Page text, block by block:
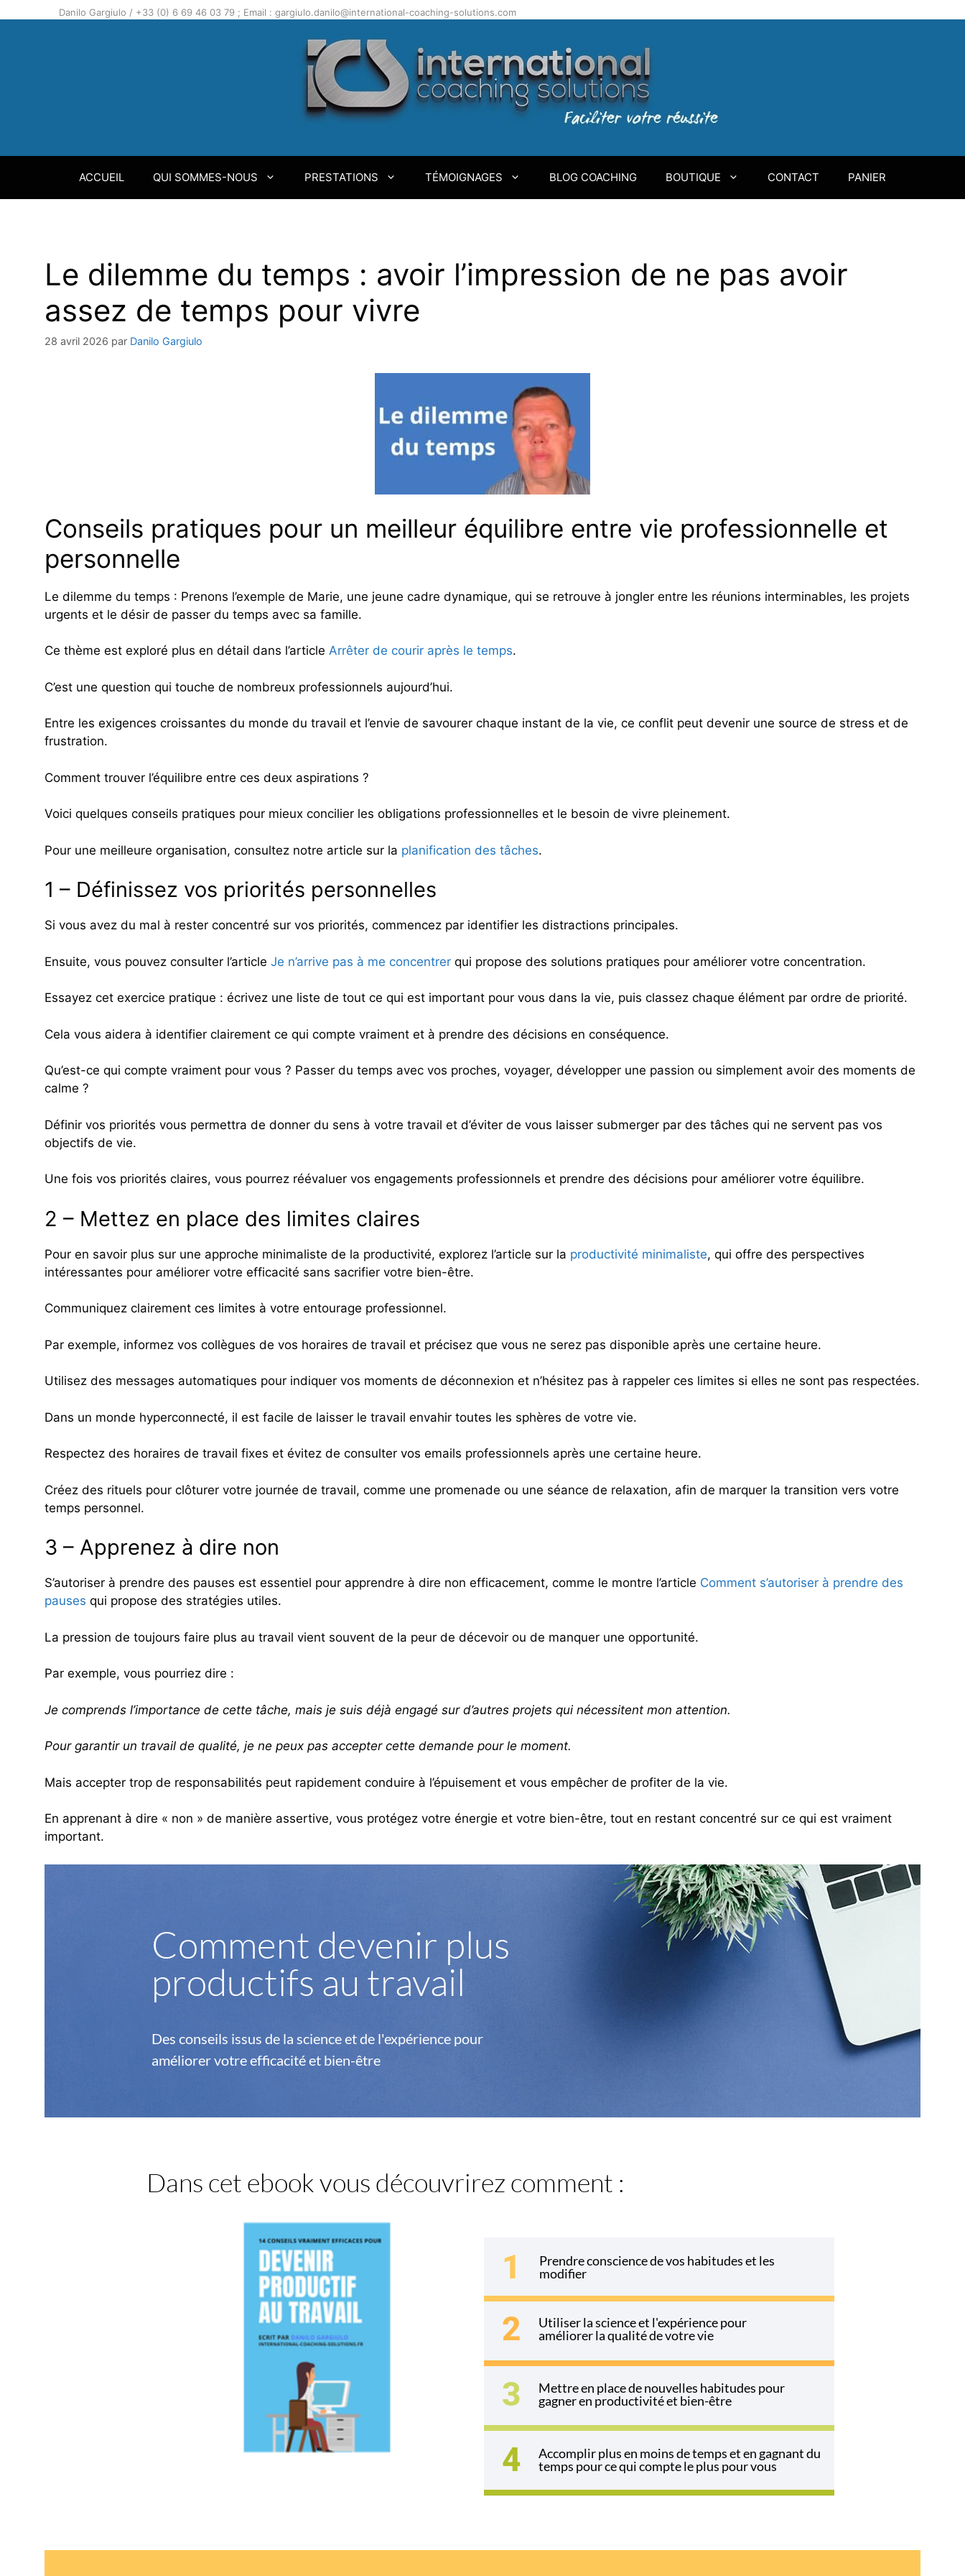
Danilo Gargiulo / +33 (0) 6 69 46 03 79 ; Email : gargiulo.danilo@international-coaching-solutions.com
ACCUEIL QUI SOMMES-NOUS PRESTATIONS TÉMOIGNAGES BLOG COACHING BOUTIQUE CONTACT PANIER
Le dilemme du temps : avoir l’impression de ne pas avoir
assez de temps pour vivre
28 avril 2026 par Danilo Gargiulo
Conseils pratiques pour un meilleur équilibre entre vie professionnelle et
personnelle
Le dilemme du temps : Prenons l’exemple de Marie, une jeune cadre dynamique, qui se retrouve à jongler entre les réunions interminables, les projets
urgents et le désir de passer du temps avec sa famille.
Ce thème est exploré plus en détail dans l’article Arrêter de courir après le temps.
C’est une question qui touche de nombreux professionnels aujourd’hui.
Entre les exigences croissantes du monde du travail et l’envie de savourer chaque instant de la vie, ce conflit peut devenir une source de stress et de
frustration.
Comment trouver l’équilibre entre ces deux aspirations ?
Voici quelques conseils pratiques pour mieux concilier les obligations professionnelles et le besoin de vivre pleinement.
Pour une meilleure organisation, consultez notre article sur la planification des tâches.
1 – Définissez vos priorités personnelles
Si vous avez du mal à rester concentré sur vos priorités, commencez par identifier les distractions principales.
Ensuite, vous pouvez consulter l’article Je n’arrive pas à me concentrer qui propose des solutions pratiques pour améliorer votre concentration.
Essayez cet exercice pratique : écrivez une liste de tout ce qui est important pour vous dans la vie, puis classez chaque élément par ordre de priorité.
Cela vous aidera à identifier clairement ce qui compte vraiment et à prendre des décisions en conséquence.
Qu’est-ce qui compte vraiment pour vous ? Passer du temps avec vos proches, voyager, développer une passion ou simplement avoir des moments de
calme ?
Définir vos priorités vous permettra de donner du sens à votre travail et d’éviter de vous laisser submerger par des tâches qui ne servent pas vos
objectifs de vie.
Une fois vos priorités claires, vous pourrez réévaluer vos engagements professionnels et prendre des décisions pour améliorer votre équilibre.
2 – Mettez en place des limites claires
Pour en savoir plus sur une approche minimaliste de la productivité, explorez l’article sur la productivité minimaliste, qui offre des perspectives
intéressantes pour améliorer votre efficacité sans sacrifier votre bien-être.
Communiquez clairement ces limites à votre entourage professionnel.
Par exemple, informez vos collègues de vos horaires de travail et précisez que vous ne serez pas disponible après une certaine heure.
Utilisez des messages automatiques pour indiquer vos moments de déconnexion et n’hésitez pas à rappeler ces limites si elles ne sont pas respectées.
Dans un monde hyperconnecté, il est facile de laisser le travail envahir toutes les sphères de votre vie.
Respectez des horaires de travail fixes et évitez de consulter vos emails professionnels après une certaine heure.
Créez des rituels pour clôturer votre journée de travail, comme une promenade ou une séance de relaxation, afin de marquer la transition vers votre
temps personnel.
3 – Apprenez à dire non
S’autoriser à prendre des pauses est essentiel pour apprendre à dire non efficacement, comme le montre l’article Comment s’autoriser à prendre des
pauses qui propose des stratégies utiles.
La pression de toujours faire plus au travail vient souvent de la peur de décevoir ou de manquer une opportunité.
Par exemple, vous pourriez dire :
Je comprends l’importance de cette tâche, mais je suis déjà engagé sur d’autres projets qui nécessitent mon attention.
Pour garantir un travail de qualité, je ne peux pas accepter cette demande pour le moment.
Mais accepter trop de responsabilités peut rapidement conduire à l’épuisement et vous empêcher de profiter de la vie.
En apprenant à dire « non » de manière assertive, vous protégez votre énergie et votre bien-être, tout en restant concentré sur ce qui est vraiment
important.